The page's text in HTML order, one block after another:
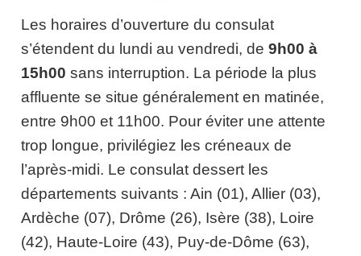
Les horaires d’ouverture du consulat
s’étendent du lundi au vendredi, de 9h00 à
15h00 sans interruption. La période la plus
affluente se situe généralement en matinée,
entre 9h00 et 11h00. Pour éviter une attente
trop longue, privilégiez les créneaux de
l’après-midi. Le consulat dessert les
départements suivants : Ain (01), Allier (03),
Ardèche (07), Drôme (26), Isère (38), Loire
(42), Haute-Loire (43), Puy-de-Dôme (63),